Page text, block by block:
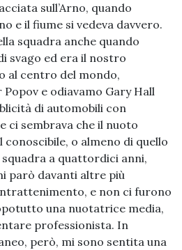
sull’Arno, quando
e il fiume si vedeva davvero.
squadra anche quando
svago ed era il nostro
al centro del mondo,
e odiavamo Gary Hall
di automobili con
ci sembrava che il nuoto
conoscibile, o almeno di quello
squadra a quattordici anni,
parò davanti altre più
e non ci furono
una nuotatrice media,
professionista. In
però, mi sono sentita una